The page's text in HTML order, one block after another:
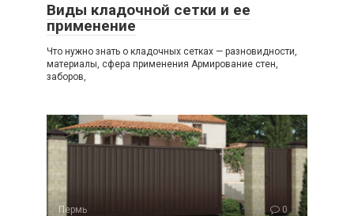
Виды кладочной сетки и ее
применение
Что нужно знать о кладочных сетках — разновидности,
материалы, сфера применения Армирование стен,
заборов,
Пермь 0